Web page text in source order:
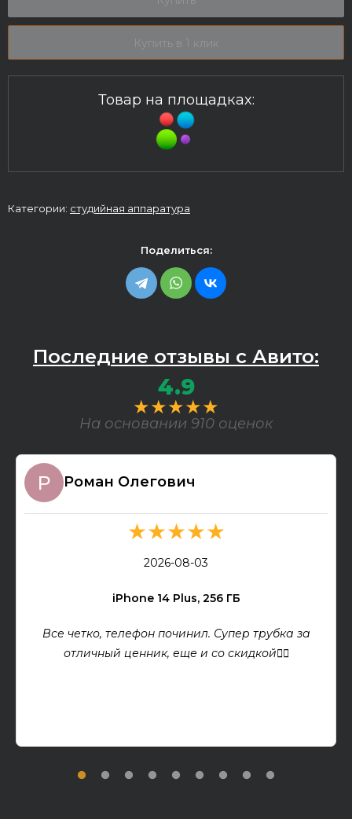
Купить в 1 клик
Товар на площадках:
Категории: студийная аппаратура
Поделиться:
Последние отзывы с Авито:
4.9
★★★★★
На основании 910 оценок
Роман Олегович
★★★★★
2026-08-03
iPhone 14 Plus, 256 ГБ
Все четко, телефон починил. Супер трубка за
отличный ценник, еще и со скидкой👍🏻